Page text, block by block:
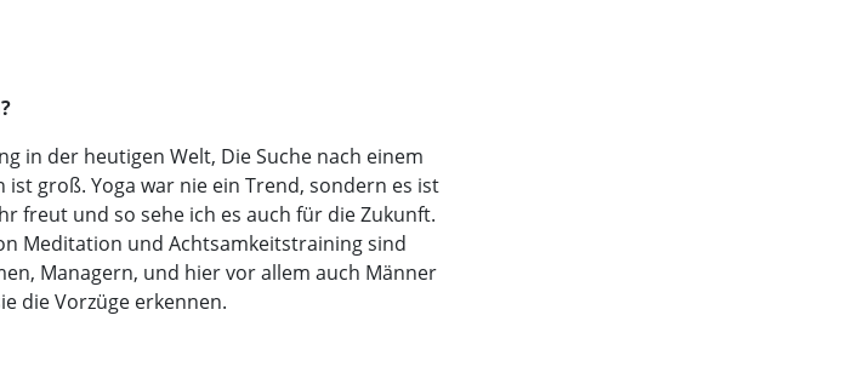
in der heutigen Welt, Die Suche nach einem
groß. Yoga war nie ein Trend, sondern es ist
freut und so sehe ich es auch für die Zukunft.
Meditation und Achtsamkeitstraining sind
Managern, und hier vor allem auch Männer
die Vorzüge erkennen.